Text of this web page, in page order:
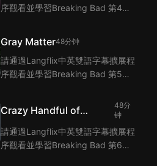
序觀看並學習Breaking Bad 第4集
臺詞的翻譯。
Gray Matter48分钟
請通過Langflix中英雙語字幕擴展程
序觀看並學習Breaking Bad 第5集
功能爲您提供Breaking Bad 第5集
臺詞的翻譯。
Crazy Handful of
Nothin'
48分
钟
請通過Langflix中英雙語字幕擴展程
序觀看並學習Breaking Bad 第6集